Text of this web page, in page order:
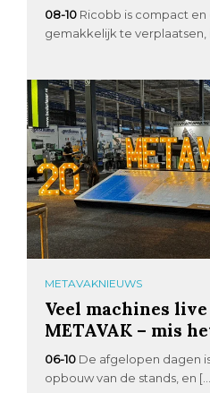
08-10 Ricobb is compact
gemakkelijk te verplaatsen,
METAVAKNIEUWS
Veel machines
METAVAK – mis
06-10 De afgelopen dagen
opbouw van de stands, en